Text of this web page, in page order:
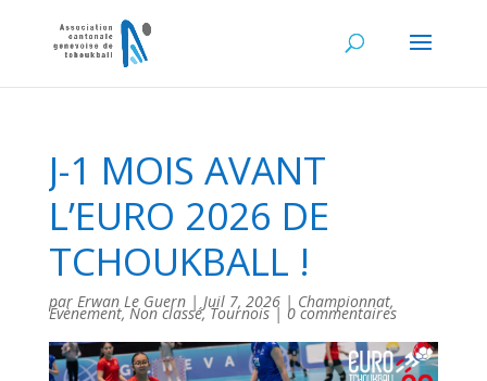
J-1 MOIS AVANT
L’EURO 2026 DE
TCHOUKBALL !
par Erwan Le Guern| Juil 7, 2026| Championnat,
Évènement,Non classé,Tournois| 0 commentaires